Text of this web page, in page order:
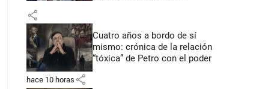
share
Cuatro años a bordo de sí
mismo: crónica de la relación
“tóxica” de Petro con el poder
hace 10 horas share